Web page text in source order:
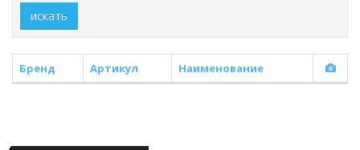
искать
Бренд Артикул Наименование